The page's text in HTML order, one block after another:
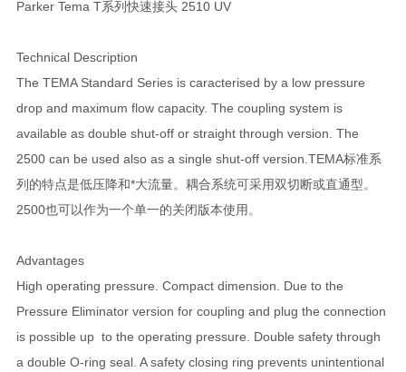
Parker Tema T系列快速接头 2510 UV
Technical Description
The TEMA Standard Series is caracterised by a low pressure
drop and maximum flow capacity. The coupling system is
available as double shut-off or straight through version. The
2500 can be used also as a single shut-off version.TEMA标准系
列的特点是低压降和*大流量。耦合系统可采用双切断或直通型。
2500也可以作为一个单一的关闭版本使用。
Advantages
High operating pressure. Compact dimension. Due to the
Pressure Eliminator version for coupling and plug the connection
is possible up to the operating pressure. Double safety through
a double O-ring seal. A safety closing ring prevents unintentional